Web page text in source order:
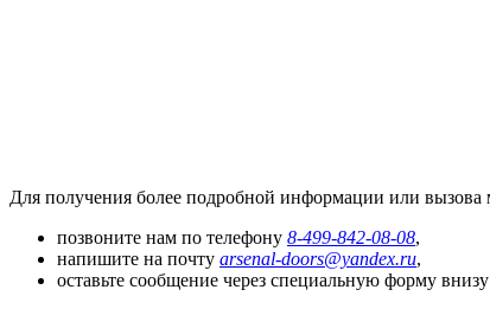
Для получения более подробной информации или
позвоните нам по телефону 8-499-842-08-08,
напишите на почту arsenal-doors@yandex.ru,
оставьте сообщение через специальную форму